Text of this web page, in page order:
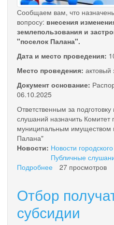
Сообщаем вам, что
вопросу: внесения
землепользования и
"поселок Палана".
Дата и место проведения:
Место проведения: актовый
Документ основание:
06.10.2025
Ответственным за
слушаний назначить Комитет
муниципальным имуществом
Палана"
Новости: Новости
Публичные
Подробнее
публичных
слушаний
по
27 просмотров
Отбор
субсидии